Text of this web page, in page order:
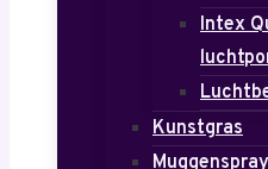
Intex
Kunstgras
Muggenspray